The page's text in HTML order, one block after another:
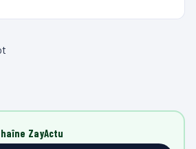
ZayActu